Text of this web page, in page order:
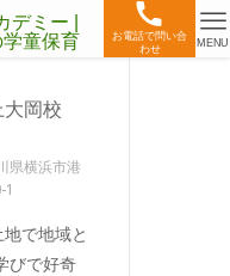
お電話で問い合
わせ
MENU
県横浜市港
で地域と
びで好奇